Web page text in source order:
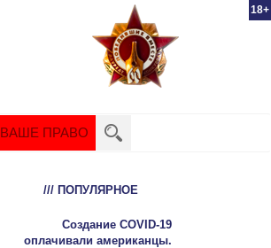
18+
ВАШЕ ПРАВО
/// ПОПУЛЯРНОЕ
Создание COVID-19
оплачивали американцы.